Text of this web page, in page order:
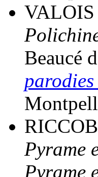
Beaucé
Pyrame
Pyrame